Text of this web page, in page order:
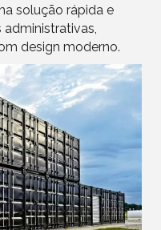
solução rápida e
design moderno.